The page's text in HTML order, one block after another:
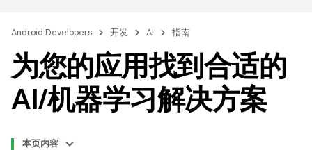
Android Developers 开发 AI 指南
为您的应用找到合适的
AI/机器学习解决方案
本页内容